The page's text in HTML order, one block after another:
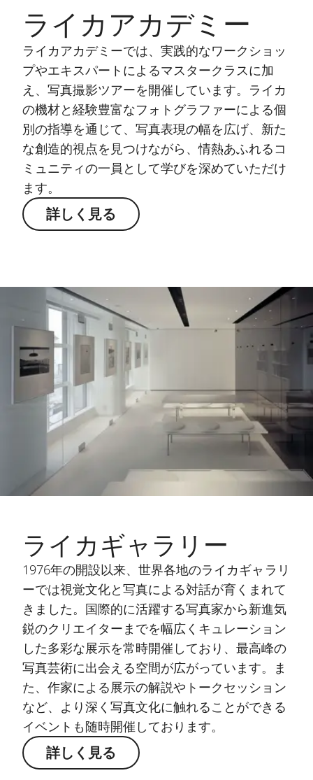
ライカアカデミー
ライカアカデミーでは、実践的なワークショッ
プやエキスパートによるマスタークラスに加
え、写真撮影ツアーを開催しています。ライカ
の機材と経験豊富なフォトグラファーによる個
別の指導を通じて、写真表現の幅を広げ、新た
な創造的視点を見つけながら、情熱あふれるコ
ミュニティの一員として学びを深めていただけ
ます。
詳しく見る
ライカギャラリー
1976年の開設以来、世界各地のライカギャラリ
ーでは視覚文化と写真による対話が育くまれて
きました。国際的に活躍する写真家から新進気
鋭のクリエイターまでを幅広くキュレーション
した多彩な展示を常時開催しており、最高峰の
写真芸術に出会える空間が広がっています。ま
た、作家による展示の解説やトークセッション
など、より深く写真文化に触れることができる
イベントも随時開催しております。
詳しく見る